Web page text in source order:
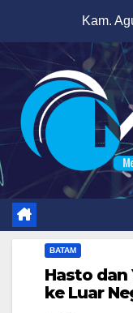
content
Kam.
BATAM
Hasto dan
ke Luar